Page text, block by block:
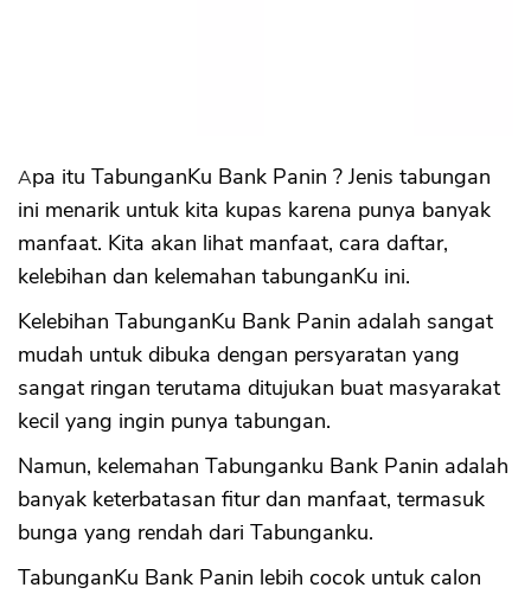
Apa itu TabunganKu Bank Panin ? Jenis tabungan
ini menarik untuk kita kupas karena punya banyak
manfaat. Kita akan lihat manfaat, cara daftar,
kelebihan dan kelemahan tabunganKu ini.
Kelebihan TabunganKu Bank Panin adalah sangat
mudah untuk dibuka dengan persyaratan yang
sangat ringan terutama ditujukan buat masyarakat
kecil yang ingin punya tabungan.
Namun, kelemahan Tabunganku Bank Panin adalah
banyak keterbatasan fitur dan manfaat, termasuk
bunga yang rendah dari Tabunganku.
TabunganKu Bank Panin lebih cocok untuk calon